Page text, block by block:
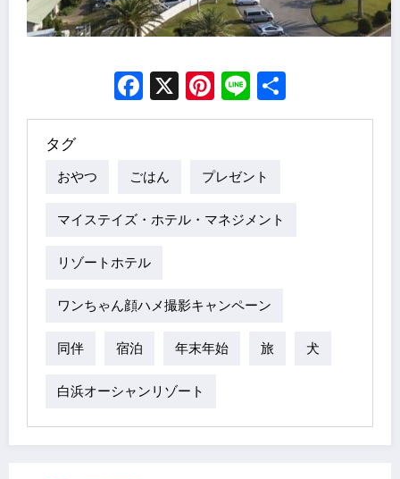
Facebook
X Pinterest
Line
タグ
おやつ ごはん プレゼント
マイステイズ・ホテル・マネジメント
リゾートホテル
ワンちゃん顔ハメ撮影キャンペーン
同伴 宿泊 年末年始 旅 犬
白浜オーシャンリゾート